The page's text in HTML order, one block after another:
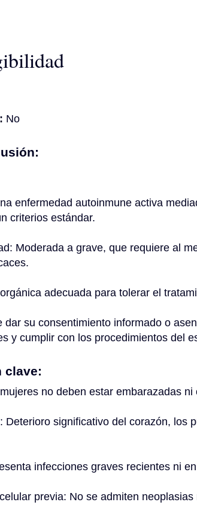
No
enfermedad autoinmune activa
criterios estándar.
Moderada a grave, que requiere al
adecuada para tolerar el
su consentimiento informado o
y cumplir con los procedimientos del
clave:
no deben estar embarazadas
Deterioro significativo del corazón, los
infecciones graves recientes ni
previa: No se admiten